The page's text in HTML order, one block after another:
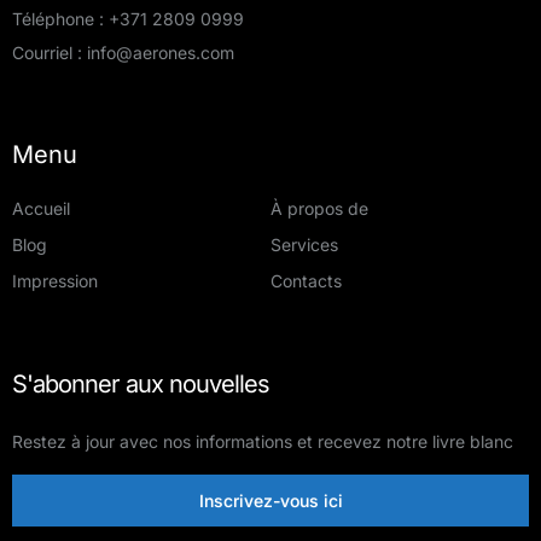
Téléphone : +371 2809 0999
Courriel : info@aerones.com
Menu
Accueil
À propos de
Blog
Services
Impression
Contacts
S'abonner aux nouvelles
Restez à jour avec nos informations et recevez notre livre blanc
Inscrivez-vous ici